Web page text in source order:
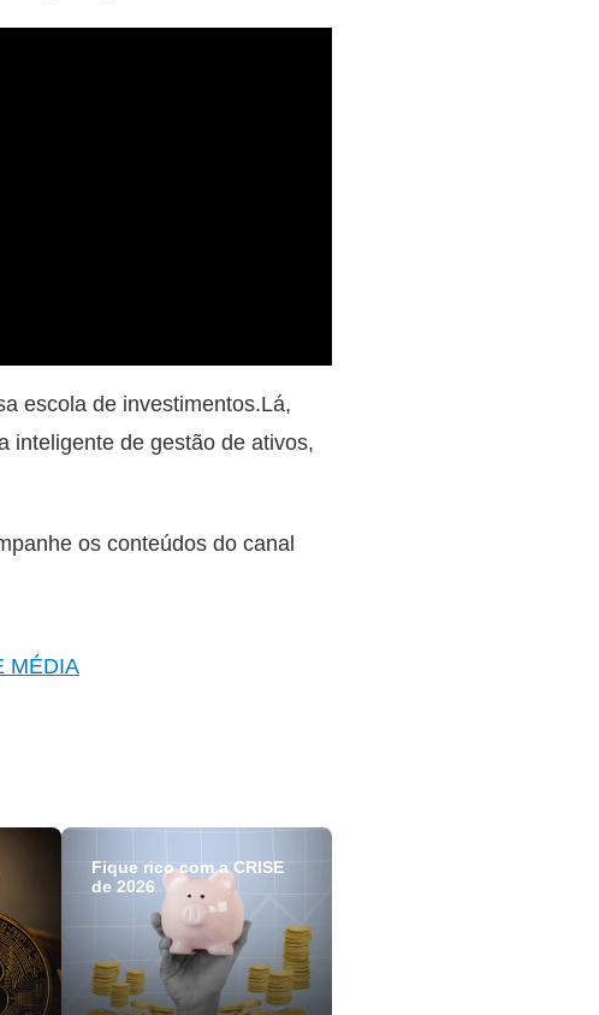
escola de investimentos.Lá,
inteligente de gestão de ativos,
os conteúdos do canal
MÉDIA
Fique rico com a CRISE
de 2026